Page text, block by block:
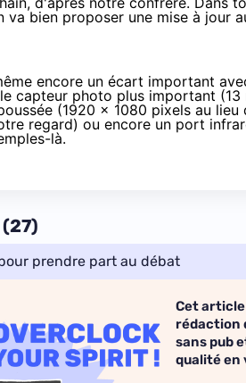
bien proposer une mise à jour
encore un écart important
capteur photo plus important
(1920 x 1080 pixels au
regard) ou encore un port
là.
prendre part au débat
Cet article
rédaction
sans pub
qualité en